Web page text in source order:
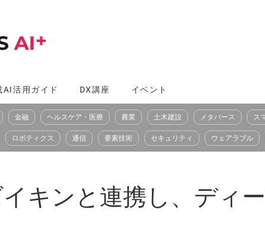
AI活用ガイド DX講座 イベント
金融 ヘルスケア・医療 農業 土木建設 メタバース ス
ロボティクス 通信 要素技術 セキュリティ ウェアラブル
キンと連携し、ディ